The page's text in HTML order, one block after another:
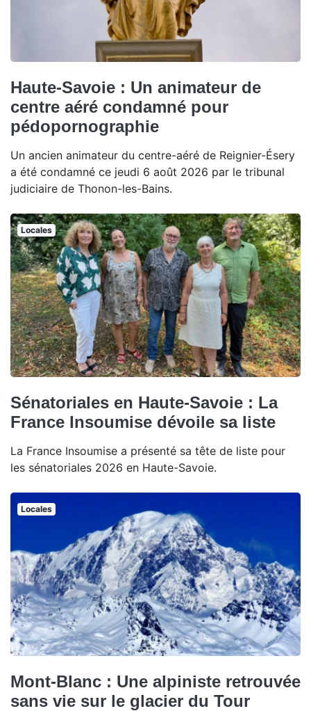
Haute-Savoie : Un animateur de
centre aéré condamné pour
pédopornographie
Un ancien animateur du centre-aéré de Reignier-Ésery
a été condamné ce jeudi 6 août 2026 par le tribunal
judiciaire de Thonon-les-Bains.
Locales
Sénatoriales en Haute-Savoie : La
France Insoumise dévoile sa liste
La France Insoumise a présenté sa tête de liste pour
les sénatoriales 2026 en Haute-Savoie.
Locales
Mont-Blanc : Une alpiniste retrouvée
sans vie sur le glacier du Tour